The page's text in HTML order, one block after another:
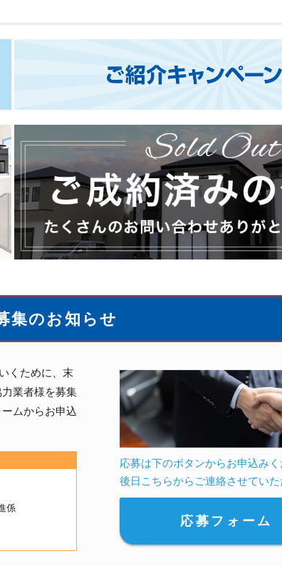
紹
キ
ャ
ペ
ー
の
ご
案
約
済
の
分
譲
詳
細
こ
ら
集のお知らせ
くために、末
業者様を募集
ムからお申込
係
応募は下のボタンからお申込みく
後日こちらからご連絡させていた
応募フォーム